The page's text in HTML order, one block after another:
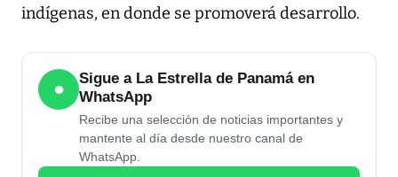
indígenas, en donde se promoverá desarrollo.
●
Sigue a La Estrella de Panamá en
WhatsApp
Recibe una selección de noticias importantes y
mantente al día desde nuestro canal de
WhatsApp.